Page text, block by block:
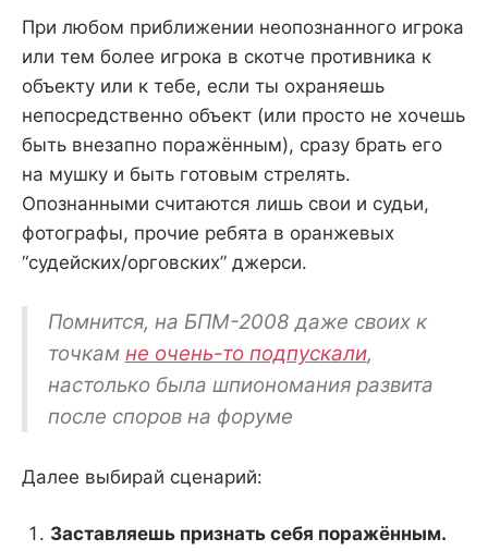
При любом приближении неопознанного игрока
или тем более игрока в скотче противника к
объекту или к тебе, если ты охраняешь
непосредственно объект (или просто не хочешь
быть внезапно поражённым), сразу брать его
на мушку и быть готовым стрелять.
Опознанными считаются лишь свои и судьи,
фотографы, прочие ребята в оранжевых
“судейских/орговских” джерси.
Помнится, на БПМ-2008 даже своих к
точкам не очень-то подпускали,
настолько была шпиономания развита
после споров на форуме
Далее выбирай сценарий:
Заставляешь признать себя поражённым.